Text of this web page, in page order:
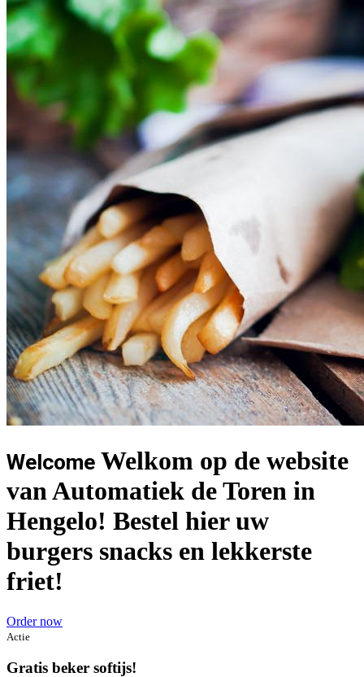
Welcome Welkom op de website
van Automatiek de Toren in
Hengelo! Bestel hier uw
burgers snacks en lekkerste
friet!
Order now
Actie
Gratis beker softijs!